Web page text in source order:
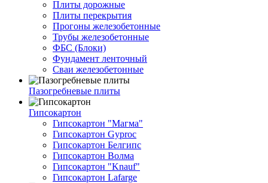
Плиты дорожные
Плиты перекрытия
Прогоны железобетонные
Трубы железобетонные
ФБС (Блоки)
Фундамент ленточный
Сваи железобетонные
Пазогребневые плиты
Гипсокартон
Гипсокартон "Магма"
Гипсокартон Gyproc
Гипсокартон Белгипс
Гипсокартон Волма
Гипсокартон "Knauf"
Гипсокартон Lafarge